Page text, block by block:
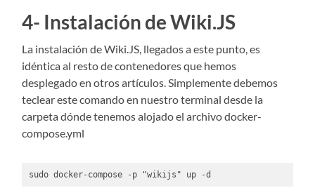
4- Instalación de Wiki.JS
La instalación de Wiki.JS, llegados a este punto, es
idéntica al resto de contenedores que hemos
desplegado en otros artículos. Simplemente debemos
teclear este comando en nuestro terminal desde la
carpeta dónde tenemos alojado el archivo docker-
compose.yml
sudo docker-compose -p "wikijs" up -d